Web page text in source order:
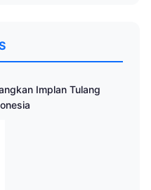
Implan Tulang